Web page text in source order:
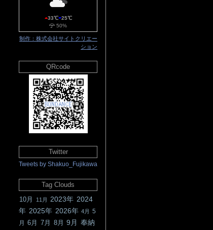
33℃ 25℃
50%
制作：株式会社サイトクリエー
ション
QRcode
Twitter
Tweets by Shakuo_Fujikawa
Tag Clouds
10月
11月 2023年 2024
年 2025年 2026年 4月
5
月
6月 7月 8月 9月 奉納